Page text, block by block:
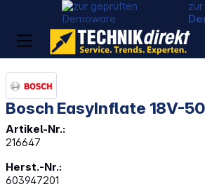
Bosch EasyInflate 18V-
Artikel-Nr.:
216647
Herst.-Nr.:
603947201